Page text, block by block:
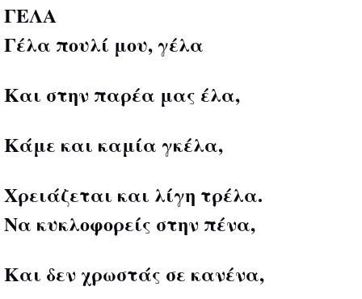
ΓΕΛΑ
Γέλα πουλί μου, γέλα
Και στην παρέα μας έλα,
Κάμε και καμία γκέλα,
Χρειάζεται και λίγη τρέλα.
Να κυκλοφορείς στην πένα,
Και δεν χρωστάς σε κανένα,